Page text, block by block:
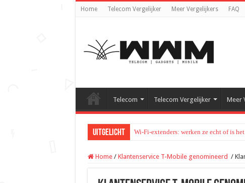
Home Telecom Vergelijker Meer Vergelijkers FAQ
Telecom Telecom Vergelijker Meer
Uitgelicht Wi-Fi-extenders: werken ze echt of is
Home / Klantenservice T-Mobile genomineerd /